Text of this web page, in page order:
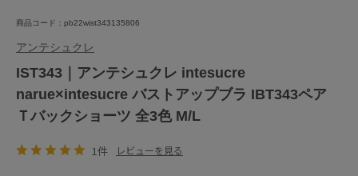
商品コード：pb22wist343135806
アンテシュクレ
IST343｜アンテシュクレ intesucre
narue×intesucre バストアップブラ IBT343ペア
Ｔバックショーツ 全3色 M/L
1件 レビューを見る